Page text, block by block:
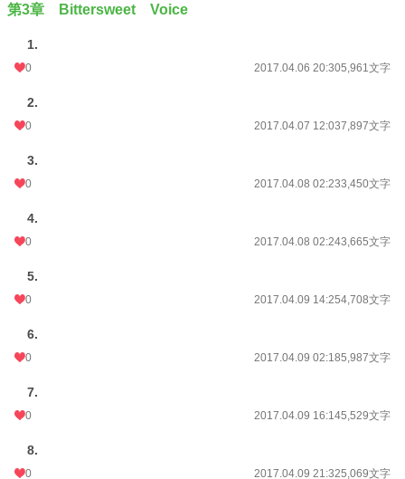
第3章 Bittersweet Voice
1.
0 2017.04.06 20:305,961文字
2.
0 2017.04.07 12:037,897文字
3.
0 2017.04.08 02:233,450文字
4.
0 2017.04.08 02:243,665文字
5.
0 2017.04.09 14:254,708文字
6.
0 2017.04.09 02:185,987文字
7.
0 2017.04.09 16:145,529文字
8.
0 2017.04.09 21:325,069文字